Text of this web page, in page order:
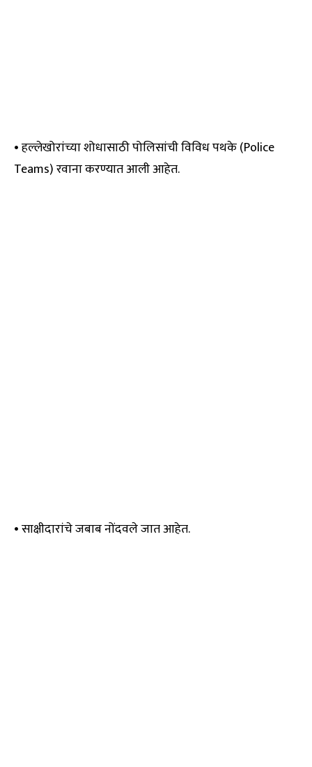
• हल्लेखोरांच्या शोधासाठी पोलिसांची विविध पथके (Police
Teams) रवाना करण्यात आली आहेत.
• साक्षीदारांचे जबाब नोंदवले जात आहेत.